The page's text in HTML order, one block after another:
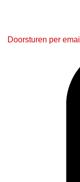
Doorsturen per email